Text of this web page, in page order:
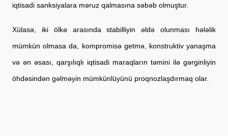
iqtisadi sanksiyalara məruz qalmasına səbəb olmuştur.
Xülasə, iki ölkə arasında stabilliyin əldə olunması hələlik
mümkün olmasa da, kompromisə getmə, konstruktiv yanaşma
və ən əsası, qarşılıqlı iqtisadi maraqların təmini ilə gərginliyin
öhdəsindən gəlməyin mümkünlüyünü proqnozlaşdırmaq olar.